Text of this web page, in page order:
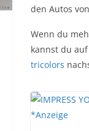
den Autos
Wenn du
kannst du
tricolors